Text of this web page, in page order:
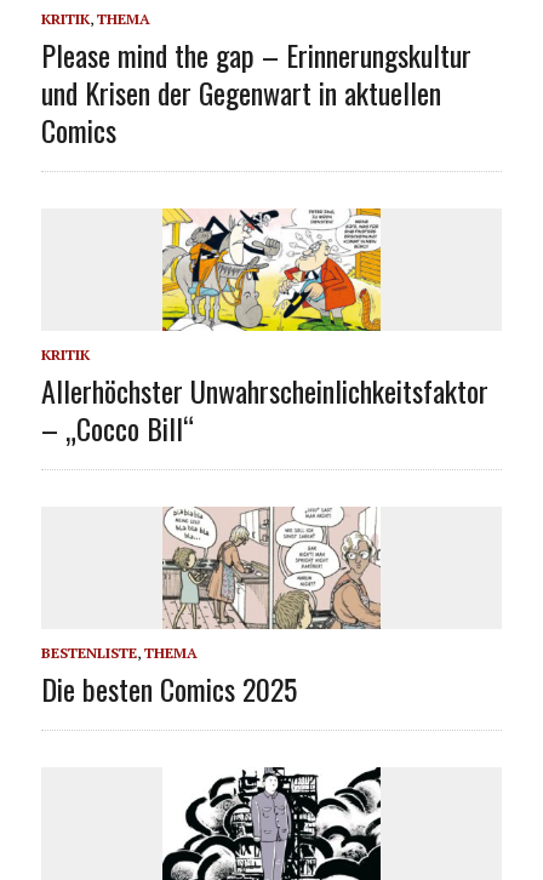
KRITIK, THEMA
Please mind the gap – Erinnerungskultur
und Krisen der Gegenwart in aktuellen
Comics
KRITIK
Allerhöchster Unwahrscheinlichkeitsfaktor
– „Cocco Bill“
BESTENLISTE, THEMA
Die besten Comics 2025